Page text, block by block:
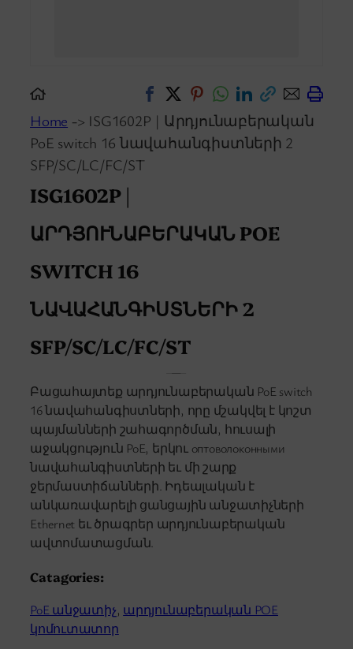
Home -> ISG1602P | Արդյունաբերական
PoE switch 16 նավահանգիստների 2
SFP/SC/LC/FC/ST
ISG1602P |
ԱՐԴՅՈՒՆԱԲԵՐԱԿԱՆ POE
SWITCH 16
ՆԱՎԱՀԱՆԳԻՍՏՆԵՐԻ 2
SFP/SC/LC/FC/ST
Բացահայտեք արդյունաբերական PoE switch
16 նավահանգիստների, որը մշակվել է կոշտ
պայմանների շահագործման, հուսալի
աջակցություն PoE, երկու оптоволоконными
նավահանգիստների եւ մի շարք
ջերմաստիճանների. Իդեալական է
անկառավարելի ցանցային անջատիչների
Ethernet եւ ծրագրեր արդյունաբերական
ավտոմատացման.
Catagories:
PoE անջատիչ, արդյունաբերական POE
կոմուտատոր